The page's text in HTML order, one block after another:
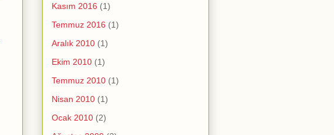
Kasım 2016 (1)
Temmuz 2016 (1)
Aralık 2010 (1)
Ekim 2010 (1)
Temmuz 2010 (1)
Nisan 2010 (1)
Ocak 2010 (2)